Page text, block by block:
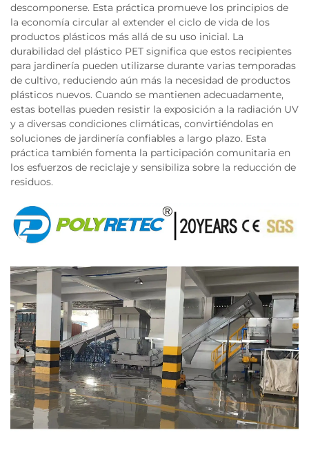
descomponerse. Esta práctica promueve los principios de
la economía circular al extender el ciclo de vida de los
productos plásticos más allá de su uso inicial. La
durabilidad del plástico PET significa que estos recipientes
para jardinería pueden utilizarse durante varias temporadas
de cultivo, reduciendo aún más la necesidad de productos
plásticos nuevos. Cuando se mantienen adecuadamente,
estas botellas pueden resistir la exposición a la radiación UV
y a diversas condiciones climáticas, convirtiéndolas en
soluciones de jardinería confiables a largo plazo. Esta
práctica también fomenta la participación comunitaria en
los esfuerzos de reciclaje y sensibiliza sobre la reducción de
residuos.